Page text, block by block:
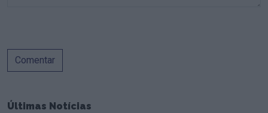
Comentar
Últimas Notícias